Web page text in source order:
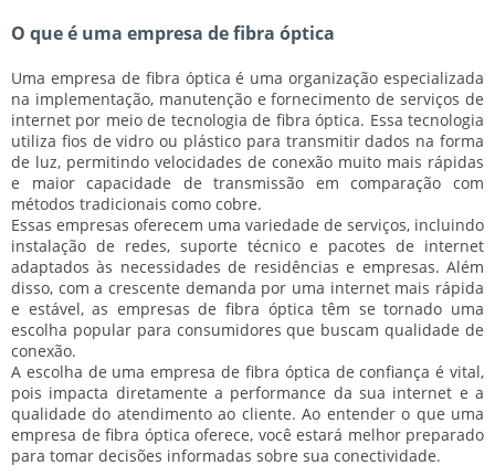
O que é uma empresa de fibra óptica
Uma empresa de fibra óptica é uma organização especializada
na implementação, manutenção e fornecimento de serviços de
internet por meio de tecnologia de fibra óptica. Essa tecnologia
utiliza fios de vidro ou plástico para transmitir dados na forma
de luz, permitindo velocidades de conexão muito mais rápidas
e maior capacidade de transmissão em comparação com
métodos tradicionais como cobre.
Essas empresas oferecem uma variedade de serviços, incluindo
instalação de redes, suporte técnicoe pacotes de internet
adaptados às necessidades de residências e empresas. Além
disso, com a crescente demanda por uma internet mais rápida
e estável, as empresas de fibra óptica têm se tornado uma
escolha popular para consumidores que buscamqualidade de
conexão.
A escolha de uma empresa de fibra óptica de confiança é vital,
pois impacta diretamente a performance da sua internet e a
qualidade do atendimento ao cliente. Ao entender o que uma
empresa de fibra óptica oferece, você estará melhor preparado
para tomar decisões informadas sobre sua conectividade.